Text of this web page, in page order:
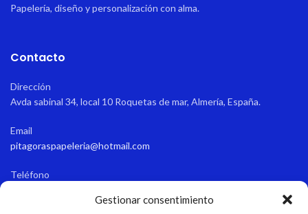
Gestionar consentimiento
Papelería, diseño y personalización con alma.
Contacto
Dirección
Avda sabinal 34, local 10 Roquetas de mar, Almería, España.
Email
pitagoraspapeleria@hotmail.com
Teléfono